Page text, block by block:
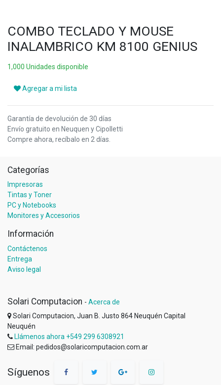
COMBO TECLADO Y MOUSE
INALAMBRICO KM 8100 GENIUS
1,000 Unidades disponible
Agregar a mi lista
Garantía de devolución de 30 días
Envío gratuito en Neuquen y Cipolletti
Compre ahora, recíbalo en 2 días.
Categorías
Impresoras
Tintas y Toner
PC y Notebooks
Monitores y Accesorios
Información
Contáctenos
Entrega
Aviso legal
Solari Computacion - Acerca de
Solari Computacion, Juan B. Justo 864 Neuquén Capital
Neuquén
Llámenos ahora +549 299 6308921
Email: pedidos@solaricomputacion.com.ar
Síguenos